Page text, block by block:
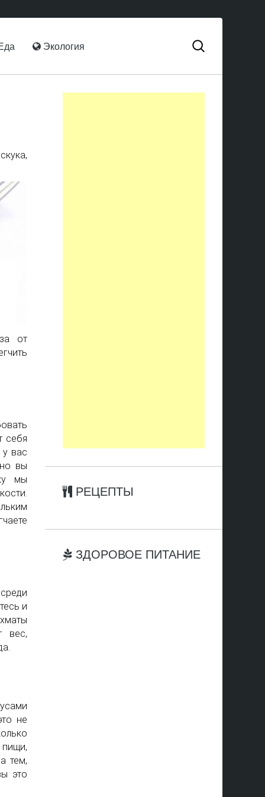
Экология
от
себя
у вас
вы
мы
и
вес,
не
тем,
это
РЕЦЕПТЫ
ЗДОРОВОЕ ПИТАНИЕ